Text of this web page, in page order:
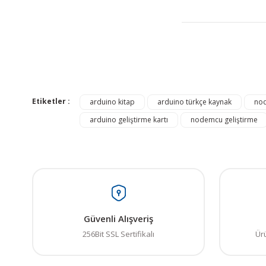
Görüş ve önerileriniz
Ürün fiyatı diğer
Etiketler : arduino kitap arduino türkçe kaynak
arduino geliştirme kartı
nodemcu geliştirme
Güvenli Alışveriş
256Bit SSL Sertifikalı